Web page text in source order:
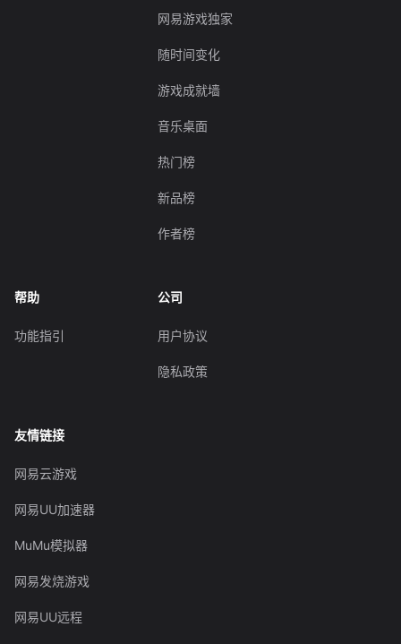
网易游戏独家
随时间变化
游戏成就墙
音乐桌面
热门榜
新品榜
作者榜
帮助
功能指引
公司
用户协议
隐私政策
友情链接
网易云游戏
网易UU加速器
MuMu模拟器
网易发烧游戏
网易UU远程